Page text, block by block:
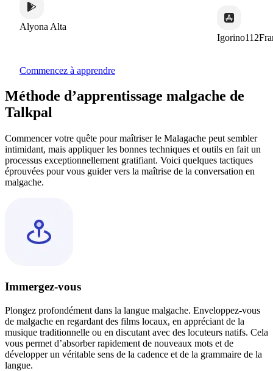
Alyona Alta
Commencez à apprendre
Méthode d’apprentissage malgache de
Talkpal
Commencer votre quête pour maîtriser le Malagache peut sembler
intimidant, mais appliquer les bonnes techniques et outils en fait un
processus exceptionnellement gratifiant. Voici quelques tactiques
éprouvées pour vous guider vers la maîtrise de la conversation en
malgache.
Immergez-vous
Plongez profondément dans la langue malgache. Enveloppez-vous
de malgache en regardant des films locaux, en appréciant de la
musique traditionnelle ou en discutant avec des locuteurs natifs. Cela
vous permet d’absorber rapidement de nouveaux mots et de
développer un véritable sens de la cadence et de la grammaire de la
langue.